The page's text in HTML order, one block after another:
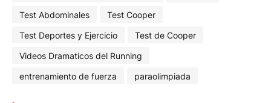
Test Abdominales
Test Cooper
Test Deportes y Ejercicio
Test de Cooper
Videos Dramaticos del Running
entrenamiento de fuerza
paraolimpiada